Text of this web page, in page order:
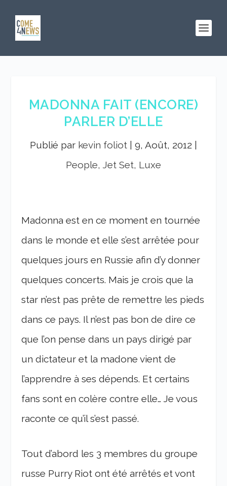
MADONNA FAIT (ENCORE)
PARLER D’ELLE
Publié par kevin foliot 9, Août, 2012
People, Jet Set, Luxe
Madonna est en ce moment en tournée
dans le monde et elle s’est arrêtée pour
quelques jours en Russie afin d’y donner
quelques concerts. Mais je crois que la
star n’est pas prête de remettre les pieds
dans ce pays. Il n’est pas bon de dire ce
que l’on pense dans un pays dirigé par
un dictateur et la madone vient de
l’apprendre à ses dépends. Et certains
fans sont en colère contre elle… Je vous
raconte ce qu’il s’est passé.
Tout d’abord les 3 membres du groupe
russe Purry Riot ont été arrêtés et vont